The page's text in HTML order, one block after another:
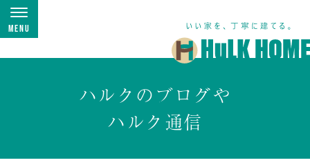
Menu
ハルクのブログや
ハルク通信